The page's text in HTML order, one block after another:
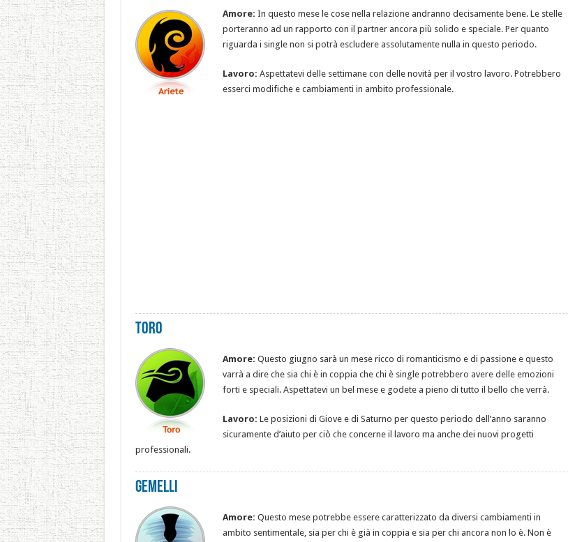
Amore: In questo mese le cose nella relazione andranno decisamente bene. Le stelle
porteranno ad un rapporto con il partner ancora più solido e speciale. Per quanto
riguarda i single non si potrà escludere assolutamente nulla in questo periodo.
Lavoro: Aspettatevi delle settimane con delle novità per il vostro lavoro. Potrebbero
esserci modifiche e cambiamenti in ambito professionale.
Toro
Amore: Questo giugno sarà un mese ricco di romanticismo e di passione e questo
varrà a dire che sia chi è in coppia che chi è single potrebbero avere delle emozioni
forti e speciali. Aspettatevi un bel mese e godete a pieno di tutto il bello che verrà.
Lavoro: Le posizioni di Giove e di Saturno per questo periodo dell’anno saranno
sicuramente d’aiuto per ciò che concerne il lavoro ma anche dei nuovi progetti
professionali.
Gemelli
Amore: Questo mese potrebbe essere caratterizzato da diversi cambiamenti in
ambito sentimentale, sia per chi è già in coppia e sia per chi ancora non lo è. Non è